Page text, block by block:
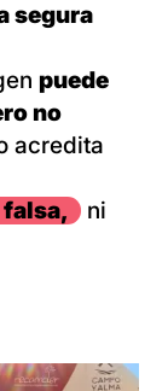
segura
puede
no
acredita
ni